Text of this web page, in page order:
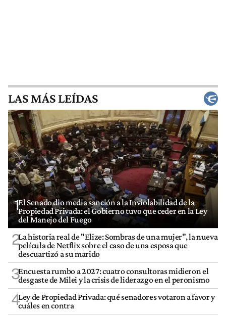
LAS MÁS LEÍDAS
1El Senado dio media sanción a la Inviolabilidad de la
Propiedad Privada: el Gobierno tuvo que ceder en la Ley
del Manejo del Fuego
2La historia real de "Elize: Sombras de una mujer", la nueva
película de Netflix sobre el caso de una esposa que
descuartizó a su marido
3Encuesta rumbo a 2027: cuatro consultoras midieron el
desgaste de Milei y la crisis de liderazgo en el peronismo
4Ley de Propiedad Privada: qué senadores votaron a favor y
cuáles en contra